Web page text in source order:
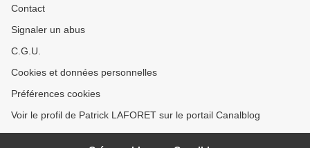
Contact
Signaler un abus
C.G.U.
Cookies et données personnelles
Préférences cookies
Voir le profil de Patrick LAFORET sur le portail Canalblog